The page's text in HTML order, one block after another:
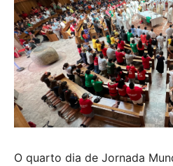
O quarto dia de Jornada